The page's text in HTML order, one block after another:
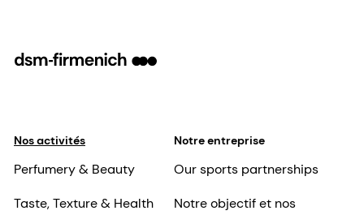
Nos activités
Perfumery & Beauty
Taste, Texture & Health
Notre entreprise
Our sports partnerships
Notre objectif et nos